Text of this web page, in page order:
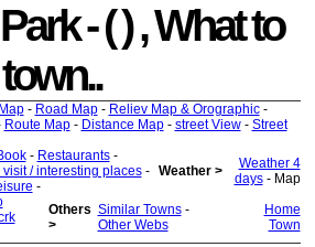
- ( ) , What to
- Road Map- Reliev Map & Orographic-
Route Map- Distance Map- street View- Street
- Restaurants-
visit / interesting places-
-
Weather >
Weather 4
days- Map
Others
>
Similar Towns-
Other Webs
Home
Town